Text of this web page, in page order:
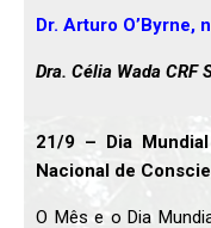
Dr. Arturo O’Byrne,
Dra. Célia Wada CRF
21/9 – Dia
Nacional de
O Mês e o Dia